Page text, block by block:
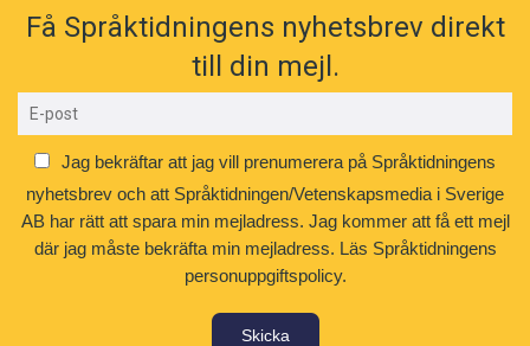
Få Språktidningens nyhetsbrev direkt
till din mejl.
Jag bekräftar att jag vill prenumerera på Språktidningens
nyhetsbrev och att Språktidningen/Vetenskapsmedia i Sverige
AB har rätt att spara min mejladress. Jag kommer att få ett mejl
där jag måste bekräfta min mejladress. Läs Språktidningens
personuppgiftspolicy.
Skicka